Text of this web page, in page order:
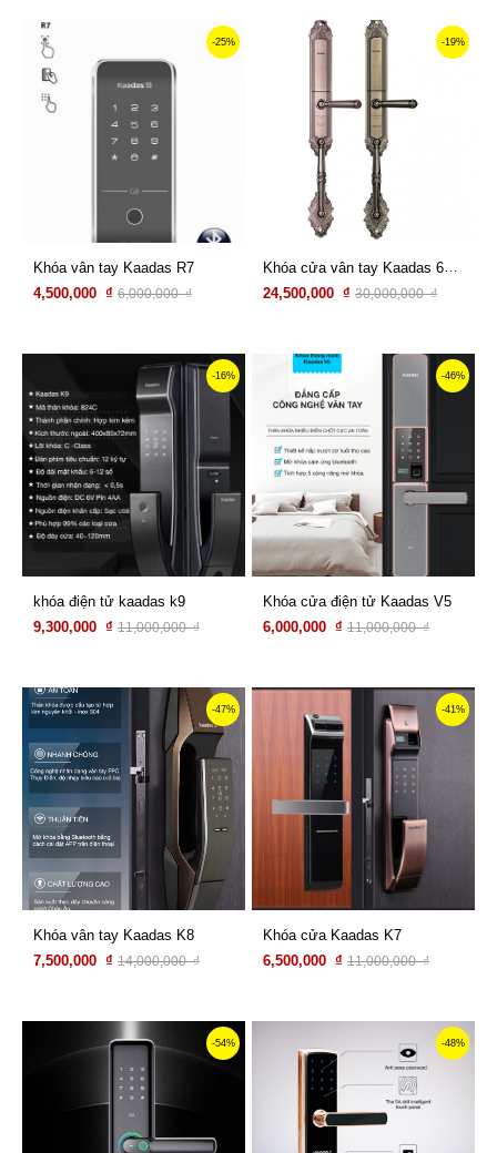
-25%
Khóa vân tay Kaadas R7
4,500,000 ₫ 6,000,000 ₫
-19%
Khóa cửa vân tay Kaadas 6001
24,500,000 ₫ 30,000,000 ₫
-16%
khóa điện tử kaadas k9
9,300,000 ₫ 11,000,000 ₫
-46%
Khóa cửa điện tử Kaadas V5
6,000,000 ₫ 11,000,000 ₫
-47%
Khóa vân tay Kaadas K8
7,500,000 ₫ 14,000,000 ₫
-41%
Khóa cửa Kaadas K7
6,500,000 ₫ 11,000,000 ₫
-54% -48%